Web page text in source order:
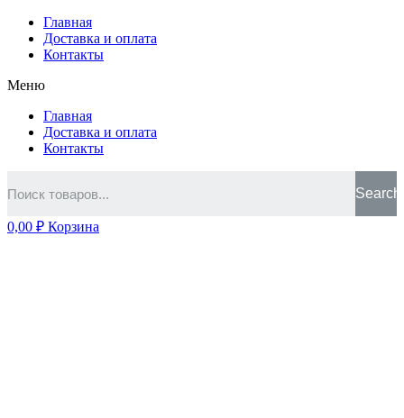
Главная
Доставка и оплата
Контакты
Меню
Главная
Доставка и оплата
Контакты
Search
0,00 ₽ Корзина